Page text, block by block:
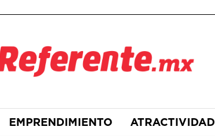
EMPRENDIMIENTO ATRACTIVIDAD